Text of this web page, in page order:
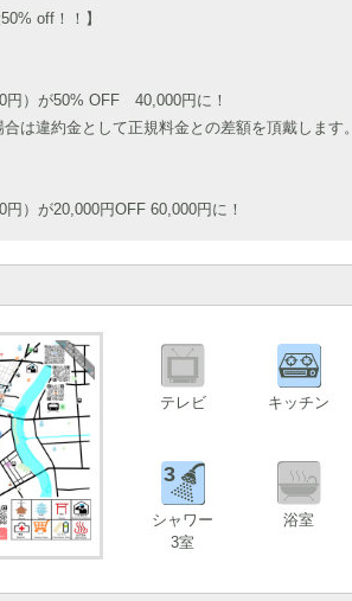
off！！】
円）が50% OFF 40,000円に！
は違約金として正規料金との差額を頂戴します。
）が20,000円OFF 60,000円に！
テレビ キッチン
3
シャワー
3室
浴室